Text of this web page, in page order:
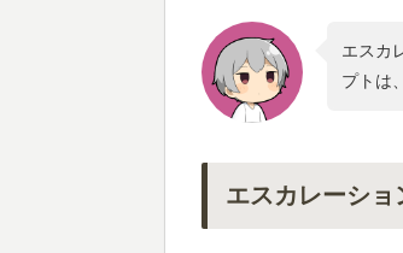
エスカ
プトは
エスカレーシ